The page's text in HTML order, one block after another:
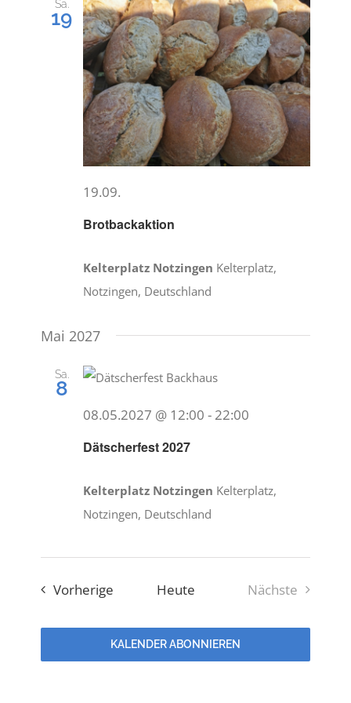
DÄTSCHERFEST
TERMINE
DER VEREIN
ANSPRECHPARTNER
Sa.
19
Brotbackaktion
19.09.
Kelterplatz Notzingen Kelterplatz,
Notzingen, Deutschland
Mai 2027
Sa.
8
Dätscherfest 2027
08.05.2027 @ 12:00 - 22:00
Kelterplatz Notzingen Kelterplatz,
Notzingen, Deutschland
VorherigeVeranstaltungen
Heute
Nächste
KALENDER ABONNIEREN